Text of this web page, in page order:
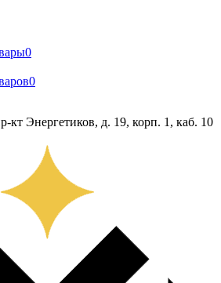
0
0
кт Энергетиков, д. 19, корп. 1, каб. 10